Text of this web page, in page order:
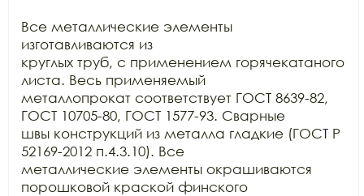
Все металлические элементы
изготавливаются из
круглых труб, с применением горячекатаного
листа. Весь применяемый
металлопрокат соответствует ГОСТ 8639-82,
ГОСТ 10705-80, ГОСТ 1577-93. Сварные
швы конструкций из металла гладкие (ГОСТ Р
52169-2012 п.4.3.10). Все
металлические элементы окрашиваются
порошковой краской финского